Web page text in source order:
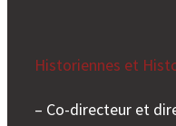
Historiennes et
– Co-directeur et